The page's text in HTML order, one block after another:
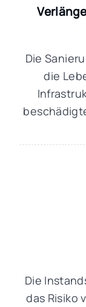
Die
die
Die
das Risiko